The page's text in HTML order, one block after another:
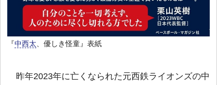
『中西太 、優しき怪童』表紙
昨年2023年に亡くなられた元西鉄ライオンズの中